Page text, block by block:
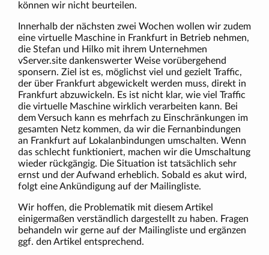
können wir nicht beurteilen.
Innerhalb der nächsten zwei Wochen wollen wir zudem
eine virtuelle Maschine in Frankfurt in Betrieb nehmen,
die Stefan und Hilko mit ihrem Unternehmen
vServer.site dankenswerter Weise vorübergehend
sponsern. Ziel ist es, möglichst viel und gezielt Traffic,
der über Frankfurt abgewickelt werden muss, direkt in
Frankfurt abzuwickeln. Es ist nicht klar, wie viel Traffic
die virtuelle Maschine wirklich verarbeiten kann. Bei
dem Versuch kann es mehrfach zu Einschränkungen im
gesamten Netz kommen, da wir die Fernanbindungen
an Frankfurt auf Lokalanbindungen umschalten. Wenn
das schlecht funktioniert, machen wir die Umschaltung
wieder rückgängig. Die Situation ist tatsächlich sehr
ernst und der Aufwand erheblich. Sobald es akut wird,
folgt eine Ankündigung auf der Mailingliste.
Wir hoffen, die Problematik mit diesem Artikel
einigermaßen verständlich dargestellt zu haben. Fragen
behandeln wir gerne auf der Mailingliste und ergänzen
ggf. den Artikel entsprechend.